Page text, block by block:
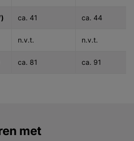
ca. 41 ca. 44
n.v.t. n.v.t.
ca. 81 ca. 91
met